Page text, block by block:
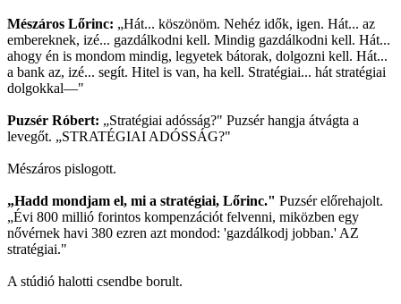
Mészáros Lőrinc: „Hát... köszönöm. Nehéz idők, igen. Hát... az
embereknek, izé... gazdálkodni kell. Mindig gazdálkodni kell. Hát...
ahogy én is mondom mindig, legyetek bátorak, dolgozni kell. Hát...
a bank az, izé... segít. Hitel is van, ha kell. Stratégiai... hát stratégiai
dolgokkal—"
Puzsér Róbert: „Stratégiai adósság?" Puzsér hangja átvágta a
levegőt. „STRATÉGIAI ADÓSSÁG?"
Mészáros pislogott.
„Hadd mondjam el, mi a stratégiai, Lőrinc." Puzsér előrehajolt.
„Évi 800 millió forintos kompenzációt felvenni, miközben egy
nővérnek havi 380 ezren azt mondod: 'gazdálkodj jobban.' AZ
stratégiai."
A stúdió halotti csendbe borult.